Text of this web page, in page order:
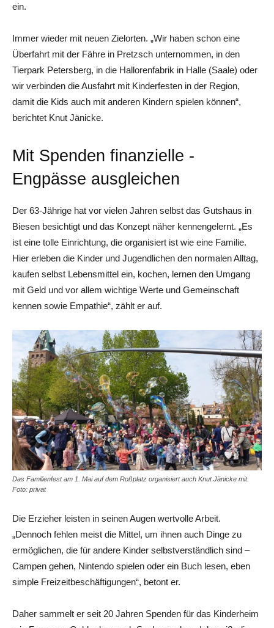
ein.
Immer wieder mit neuen Zielorten. „Wir haben schon eine
Überfahrt mit der Fähre in Pretzsch unternommen, in den
Tierpark Petersberg, in die Hallorenfabrik in Halle (Saale) oder
wir verbinden die Ausfahrt mit Kinderfesten in der Region,
damit die Kids auch mit anderen Kindern spielen können“,
berichtet Knut ­Jänicke.
Mit Spenden finanzielle ­
Engpässe ausgleichen
Der 63-Jährige hat vor vielen Jahren selbst das Gutshaus in
Biesen besichtigt und das Konzept näher kennengelernt. „Es
ist eine tolle Einrichtung, die organisiert ist wie eine Familie.
Hier erleben die Kinder und Jugendlichen den normalen Alltag,
kaufen selbst Lebensmittel ein, kochen, lernen den Umgang
mit Geld und vor allem wichtige Werte und Gemeinschaft
kennen sowie Empathie“, zählt er auf.
Das Familienfest am 1. Mai auf dem Roßplatz organisiert auch Knut Jänicke mit.
Foto: privat
Die Erzieher leisten in seinen Augen wertvolle Arbeit.
„Dennoch fehlen meist die Mittel, um ihnen auch Dinge zu
ermöglichen, die für andere Kinder selbstverständlich sind –
Campen gehen, Nintendo spielen oder ein Buch lesen, eben
simple Freizeitbeschäftigungen“, betont er.
Daher sammelt er seit 20 Jahren Spenden für das Kinderheim